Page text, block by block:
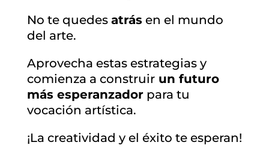
No te quedes atrásen el mundo
del arte.
Aprovecha estas estrategias y
comienza a construirun futuro
más esperanzadorpara tu
vocación artística.
¡La creatividad y el éxito te esperan!